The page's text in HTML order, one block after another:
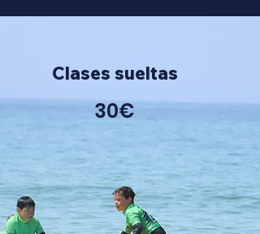
Clases sueltas
30€